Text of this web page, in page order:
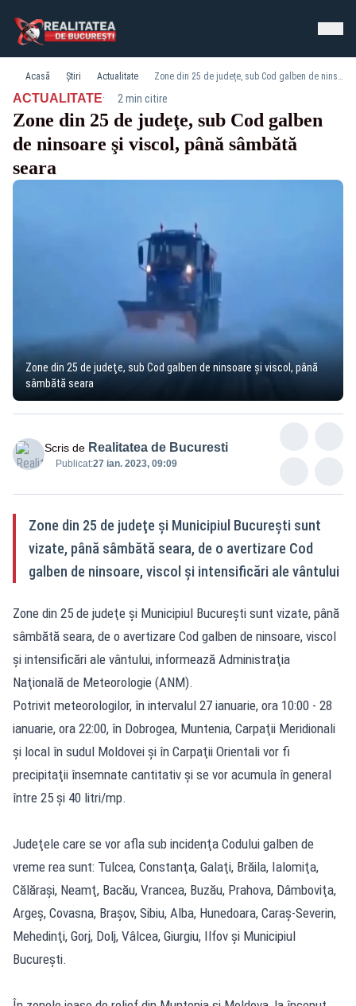
Acasă Știri Actualitate Zone din 25 de judeţe, sub Cod galben de ninsoare şi viscol, până sâmbătă seara
ACTUALITATE· 2 min citire
Zone din 25 de judeţe, sub Cod galben
de ninsoare şi viscol, până sâmbătă
seara
Zone din 25 de judeţe, sub Cod galben de ninsoare şi viscol, până
sâmbătă seara
Scris de Realitatea de Bucuresti
Publicat:27 ian. 2023, 09:09
Zone din 25 de judeţe şi Municipiul Bucureşti sunt
vizate, până sâmbătă seara, de o avertizare Cod
galben de ninsoare, viscol şi intensificări ale vântului
Zone din 25 de judeţe şi Municipiul Bucureşti sunt vizate, până
sâmbătă seara, de o avertizare Cod galben de ninsoare, viscol
şi intensificări ale vântului, informează Administraţia
Naţională de Meteorologie (ANM).
Potrivit meteorologilor, în intervalul 27 ianuarie, ora 10:00 - 28
ianuarie, ora 22:00, în Dobrogea, Muntenia, Carpaţii Meridionali
şi local în sudul Moldovei şi în Carpaţii Orientali vor fi
precipitaţii însemnate cantitativ şi se vor acumula în general
între 25 şi 40 litri/mp.
Judeţele care se vor afla sub incidenţa Codului galben de
vreme rea sunt: Tulcea, Constanţa, Galaţi, Brăila, Ialomiţa,
Călăraşi, Neamţ, Bacău, Vrancea, Buzău, Prahova, Dâmboviţa,
Argeş, Covasna, Braşov, Sibiu, Alba, Hunedoara, Caraş-Severin,
Mehedinţi, Gorj, Dolj, Vâlcea, Giurgiu, Ilfov şi Municipiul
Bucureşti.